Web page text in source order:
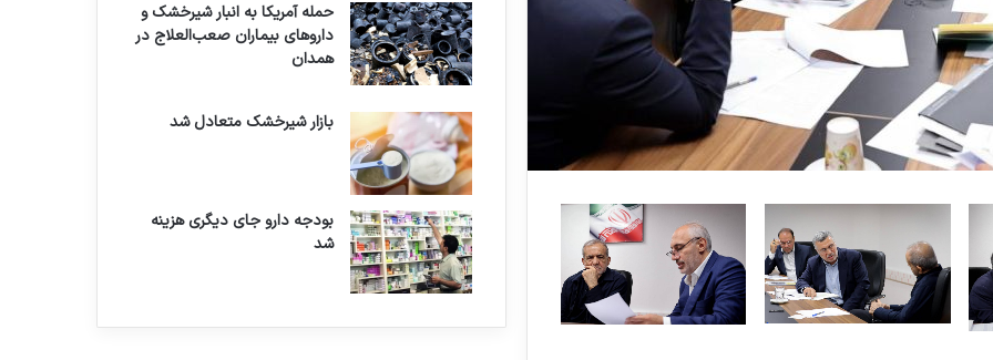
حمله آمریکا به انبار شیرخشک و
داروهای بیماران صعب‌العلاج در
همدان
بازار شیرخشک متعادل شد
بودجه دارو جای دیگری هزینه
شد